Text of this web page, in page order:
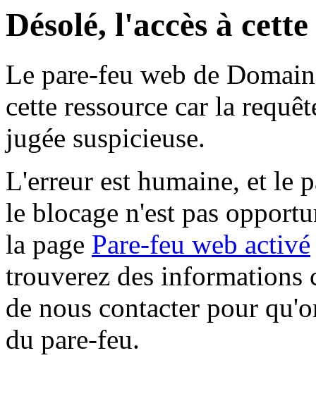
Désolé, l'accès à
Le pare-feu web de
cette ressource car la
jugée suspicieuse.
L'erreur est humaine, et le
le blocage n'est pas
la page Pare-feu web activé
trouverez des informations
de nous contacter pour
du pare-feu.